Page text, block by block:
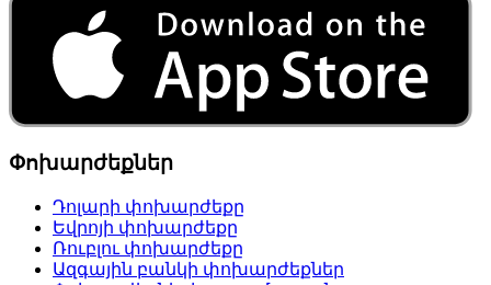
Փոխարժեքներ
Դոլարի փոխարժեքը
Եվրոյի փոխարժեքը
Ռուբլու փոխարժեքը
Ազգային բանկի փոխարժեքներ